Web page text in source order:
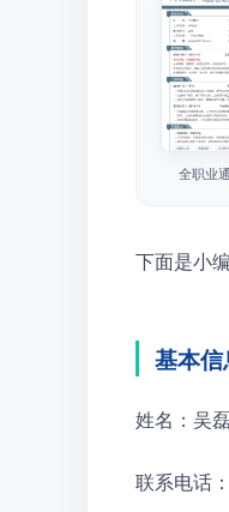
全职业
下面是小
基本
姓名：吴
联系电话